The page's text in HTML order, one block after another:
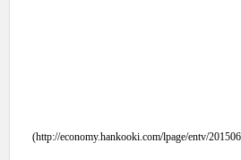
(http://economy.hankooki.com/lpage/entv/